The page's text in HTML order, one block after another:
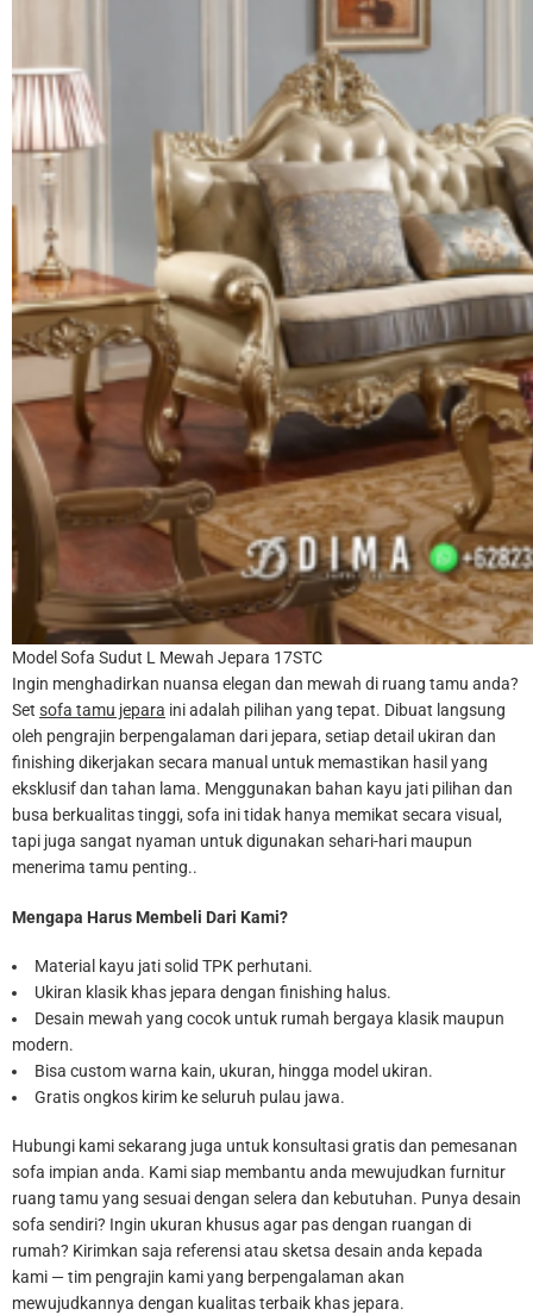
Model Sofa Sudut L Mewah Jepara 17STC
Ingin menghadirkan nuansa elegan dan mewah di ruang tamu anda?
Set sofa tamu jepara ini adalah pilihan yang tepat. Dibuat langsung
oleh pengrajin berpengalaman dari jepara, setiap detail ukiran dan
finishing dikerjakan secara manual untuk memastikan hasil yang
eksklusif dan tahan lama. Menggunakan bahan kayu jati pilihan dan
busa berkualitas tinggi, sofa ini tidak hanya memikat secara visual,
tapi juga sangat nyaman untuk digunakan sehari-hari maupun
menerima tamu penting..
Mengapa Harus Membeli Dari Kami?
Material kayu jati solid TPK perhutani.
Ukiran klasik khas jepara dengan finishing halus.
Desain mewah yang cocok untuk rumah bergaya klasik maupun
modern.
Bisa custom warna kain, ukuran, hingga model ukiran.
Gratis ongkos kirim ke seluruh pulau jawa.
Hubungi kami sekarang juga untuk konsultasi gratis dan pemesanan
sofa impian anda. Kami siap membantu anda mewujudkan furnitur
ruang tamu yang sesuai dengan selera dan kebutuhan. Punya desain
sofa sendiri? Ingin ukuran khusus agar pas dengan ruangan di
rumah? Kirimkan saja referensi atau sketsa desain anda kepada
kami — tim pengrajin kami yang berpengalaman akan
mewujudkannya dengan kualitas terbaik khas jepara.